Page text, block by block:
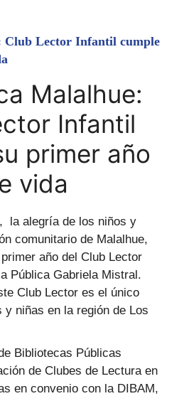
Club Lector Infantil cumple
Malalhue:
Infantil
primer año
vida
la alegría de los niños y
comunitario de Malalhue,
año del Club Lector
Pública Gabriela Mistral.
Club Lector es el único
y niñas en la región de Los
Bibliotecas Públicas
de Clubes de Lectura en
en convenio con la DIBAM,